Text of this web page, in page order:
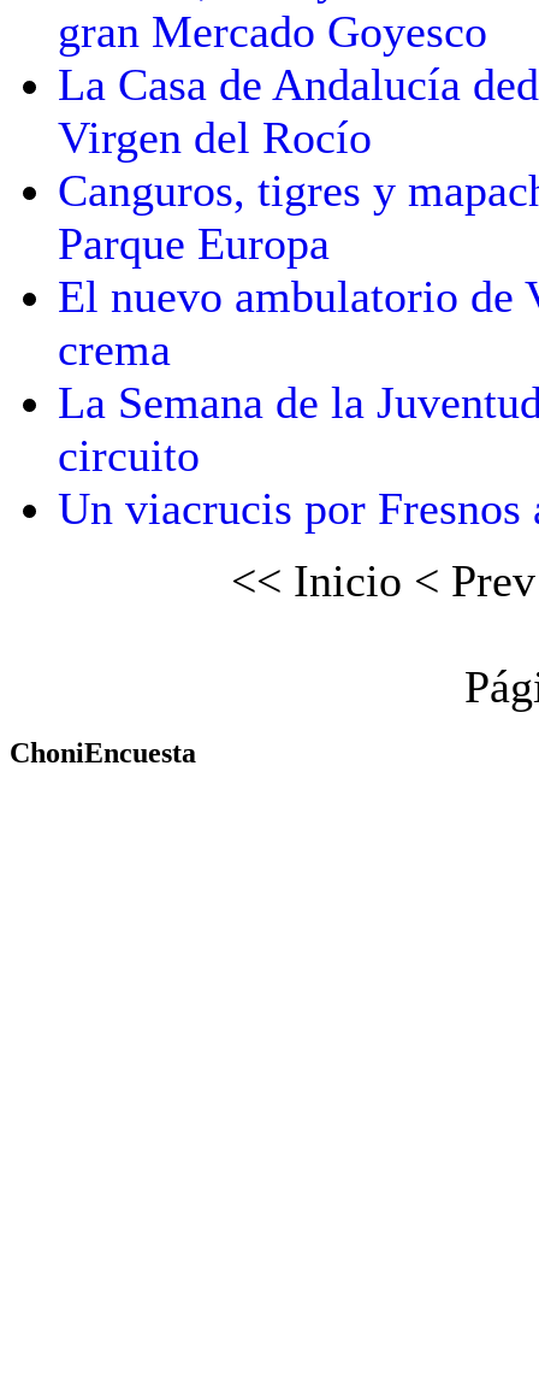
gran Mercado Goyesco
La Casa de Andalucía
Virgen del Rocío
Canguros, tigres y
Parque Europa
El nuevo ambulatorio de
crema
La Semana de la
circuito
Un viacrucis por Fresnos
<< Inicio < Prev
ChoniEncuesta